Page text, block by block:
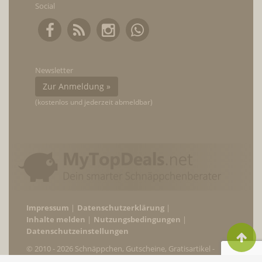
Social
Newsletter
Zur Anmeldung »
(kostenlos und jederzeit abmeldbar)
Impressum
Datenschutzerklärung
Inhalte melden
Nutzungsbedingungen
Datenschutzeinstellungen
© 2010 - 2026 Schnäppchen, Gutscheine, Gratisartikel -